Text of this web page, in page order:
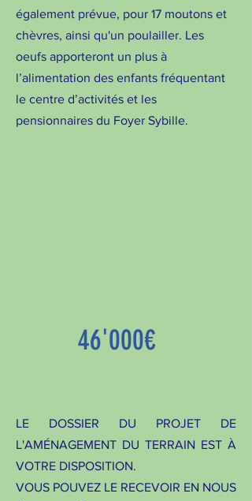
LE DOSSIER DU PROJET DE
L'AMÉNAGEMENT DU TERRAIN EST À
VOTRE DISPOSITION.
VOUS POUVEZ LE RECEVOIR EN NOUS
46'000€
également prévue, pour 17 moutons et
chèvres, ainsi qu'un poulailler. Les
oeufs apporteront un plus à
l’alimentation des enfants fréquentant
le centre d’activités et les
pensionnaires du Foyer Sybille.